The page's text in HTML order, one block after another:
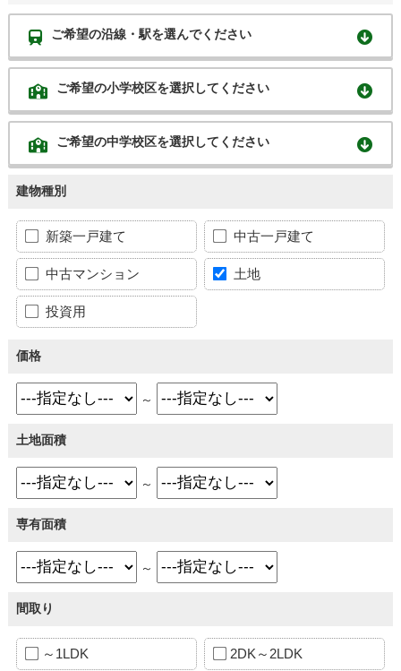
ご希望の沿線・駅を選んでください
ご希望の小学校区を選択してください
ご希望の中学校区を選択してください
建物種別
新築一戸建て 中古一戸建て
中古マンション 土地
投資用
価格
～
土地面積
～
専有面積
～
間取り
～1LDK 2DK～2LDK